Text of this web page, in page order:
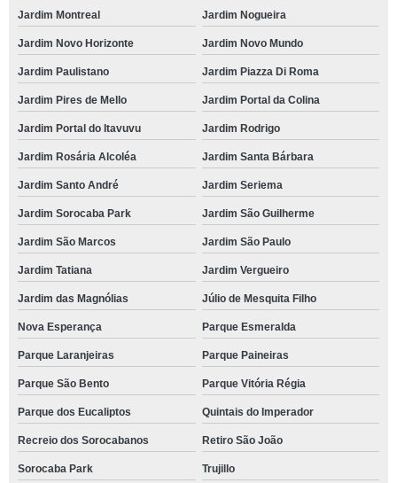
Jardim Montreal Jardim Nogueira
Jardim Novo Horizonte Jardim Novo Mundo
Jardim Paulistano Jardim Piazza Di Roma
Jardim Pires de Mello Jardim Portal da Colina
Jardim Portal do Itavuvu Jardim Rodrigo
Jardim Rosária Alcoléa Jardim Santa Bárbara
Jardim Santo André Jardim Seriema
Jardim Sorocaba Park Jardim São Guilherme
Jardim São Marcos Jardim São Paulo
Jardim Tatiana Jardim Vergueiro
Jardim das Magnólias Júlio de Mesquita Filho
Nova Esperança Parque Esmeralda
Parque Laranjeiras Parque Paineiras
Parque São Bento Parque Vitória Régia
Parque dos Eucaliptos Quintais do Imperador
Recreio dos Sorocabanos Retiro São João
Sorocaba Park Trujillo